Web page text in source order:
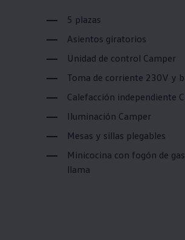
5 plazas
Asientos giratorios
Unidad de control Camper
Toma de corriente 230V y
Calefacción independiente
Iluminación Camper
Mesas y sillas plegables
Minicocina con fogón de
llama